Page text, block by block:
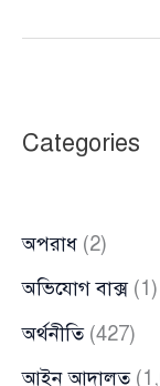
ফাঁদে
আহ্বান
সালমান
Categories
অপরাধ (2)
অভিযোগ বাক্স(1)
অর্থনীতি(427)
আইন আদালত